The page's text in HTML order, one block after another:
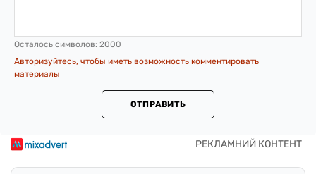
Осталось символов: 2000
Авторизуйтесь, чтобы иметь возможность комментировать
материалы
ОТПРАВИТЬ